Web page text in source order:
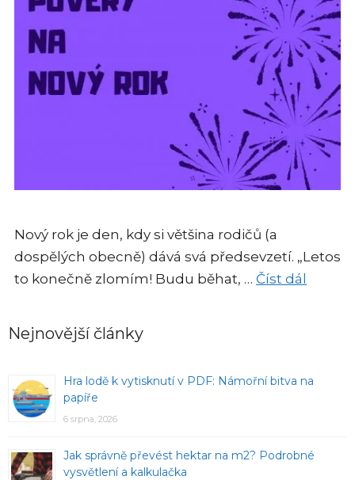
Nový rok je den, kdy si většina rodičů (a
dospělých obecně) dává svá předsevzetí. „Letos
to konečně zlomím! Budu běhat, … Číst dál
Nejnovější články
Hra lodě k vytisknutí v PDF: Námořní bitva na
papíře
6 srpna, 2026
Jak správně převést hektar na m2? Podrobné
vysvětlení a kalkulačka